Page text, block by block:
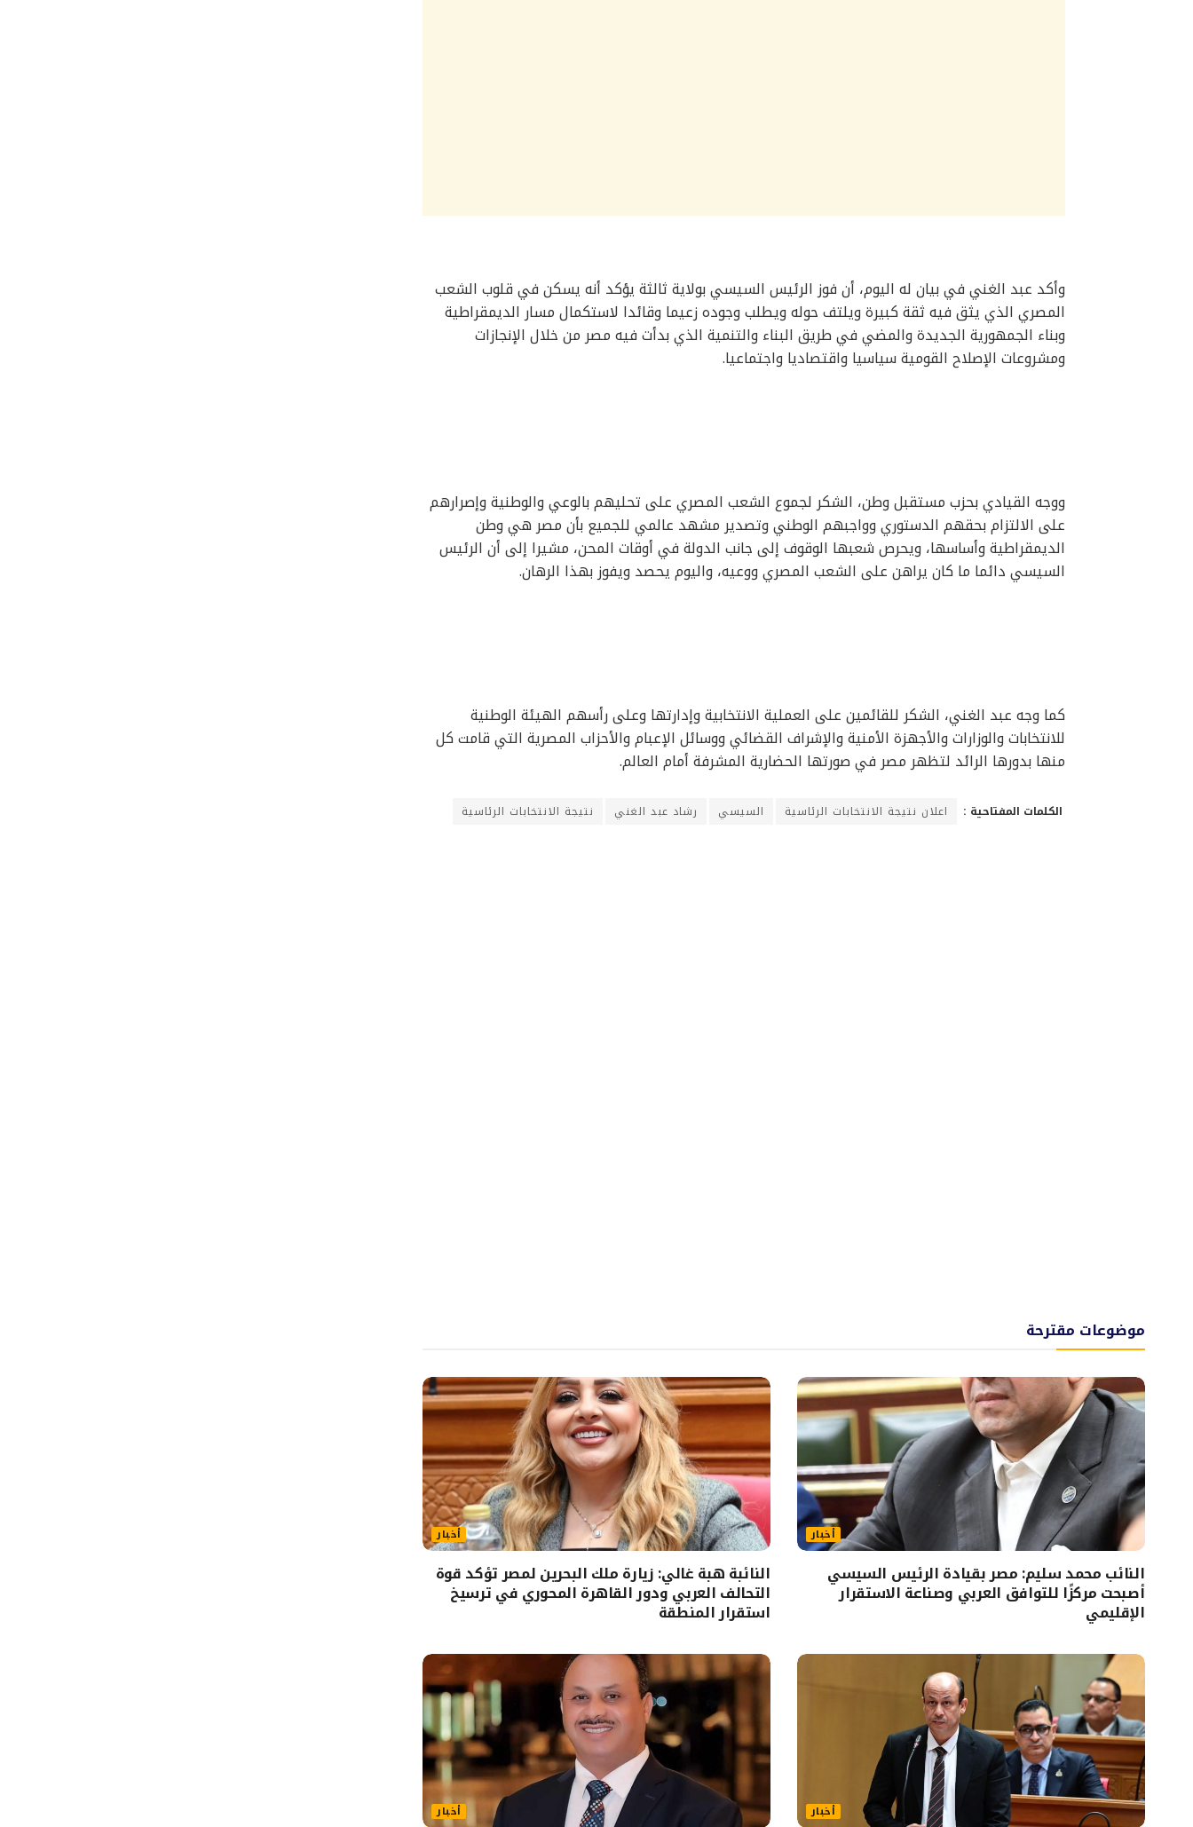
وأكد عبد الغني في بيان له اليوم، أن فوز الرئيس السيسي بولاية ثالثة يؤكد أنه يسكن في قلوب الشعب
المصري الذي يثق فيه ثقة كبيرة ويلتف حوله ويطلب وجوده زعيما وقائدا لاستكمال مسار الديمقراطية
وبناء الجمهورية الجديدة والمضي في طريق البناء والتنمية الذي بدأت فيه مصر من خلال الإنجازات
ومشروعات الإصلاح القومية سياسيا واقتصاديا واجتماعيا.
ووجه القيادي بحزب مستقبل وطن، الشكر لجموع الشعب المصري على تحليهم بالوعي والوطنية وإصرارهم
على الالتزام بحقهم الدستوري وواجبهم الوطني وتصدير مشهد عالمي للجميع بأن مصر هي وطن
الديمقراطية وأساسها، ويحرص شعبها الوقوف إلى جانب الدولة في أوقات المحن، مشيرا إلى أن الرئيس
السيسي دائما ما كان يراهن على الشعب المصري ووعيه، واليوم يحصد ويفوز بهذا الرهان.
كما وجه عبد الغني، الشكر للقائمين على العملية الانتخابية وإدارتها وعلى رأسهم الهيئة الوطنية
للانتخابات والوزارات والأجهزة الأمنية والإشراف القضائي ووسائل الإعبام والأحزاب المصرية التي قامت كل
منها بدورها الرائد لتظهر مصر في صورتها الحضارية المشرفة أمام العالم.
الكلمات المفتاحية : اعلان نتيجة الانتخابات الرئاسية السيسي رشاد عبد الغني نتيجة الانتخابات الرئاسية
موضوعات مقترحة
أخبار
النائب محمد سليم: مصر بقيادة الرئيس السيسي
أصبحت مركزًا للتوافق العربي وصناعة الاستقرار
الإقليمي
أخبار
النائبة هبة غالي: زيارة ملك البحرين لمصر تؤكد قوة
التحالف العربي ودور القاهرة المحوري في ترسيخ
استقرار المنطقة
أخبار أخبار